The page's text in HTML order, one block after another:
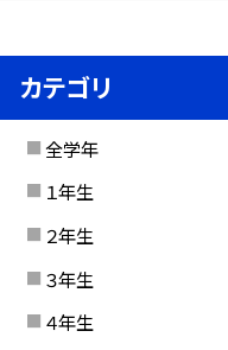
カテゴリ
全学年
１年生
２年生
３年生
４年生